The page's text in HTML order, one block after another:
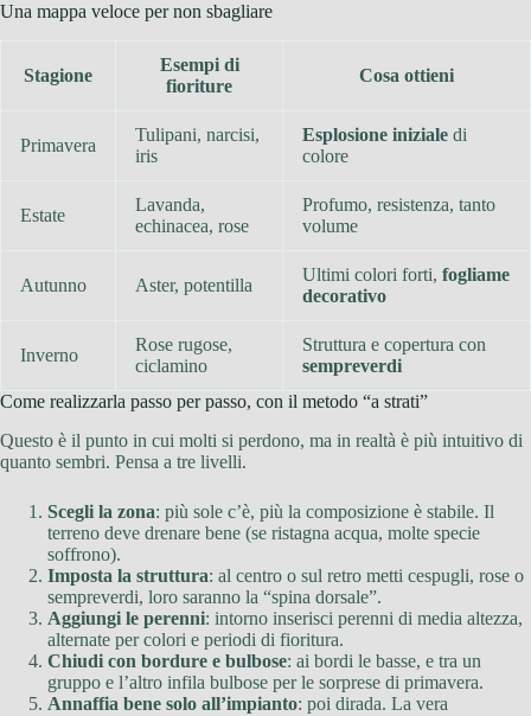
Una mappa veloce per non sbagliare
Stagione
Esempi di
fioriture
Cosa ottieni
Primavera
Tulipani, narcisi,
iris
Esplosione iniziale di
colore
Estate
Lavanda,
echinacea, rose
Profumo, resistenza, tanto
volume
Autunno Aster, potentilla
Ultimi colori forti, fogliame
decorativo
Inverno
Rose rugose,
ciclamino
Struttura e copertura con
sempreverdi
Come realizzarla passo per passo, con il metodo “a strati”
Questo è il punto in cui molti si perdono, ma in realtà è più intuitivo di
quanto sembri. Pensa a tre livelli.
Scegli la zona: più sole c’è, più la composizione è stabile. Il
terreno deve drenare bene (se ristagna acqua, molte specie
soffrono).
Imposta la struttura: al centro o sul retro metti cespugli, rose o
sempreverdi, loro saranno la “spina dorsale”.
Aggiungi le perenni: intorno inserisci perenni di media altezza,
alternate per colori e periodi di fioritura.
Chiudi con bordure e bulbose: ai bordi le basse, e tra un
gruppo e l’altro infila bulbose per le sorprese di primavera.
Annaffia bene solo all’impianto: poi dirada. La vera